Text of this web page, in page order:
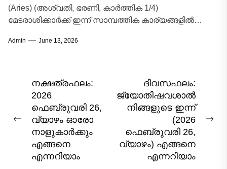
(Aries) (അശ്വതി, ഭരണി, കാർത്തിക 1/4)
മേടരാശിക്കാർക്ക് ഇന്ന് സാമ്പത്തിക കാര്യങ്ങളിൽ
ധനസ്ഥാനത്ത് നിൽക്കുന്ന ഗ്രഹങ്ങളുടെ...
Admin June 13, 2026
Post
navigation
Previous
നക്ഷത്രഫലം:
2026
ഫെബ്രുവരി 26,
വ്യാഴം ഓരോ
നാളുകാർക്കും
എങ്ങനെ
എന്നറിയാം
ദിവസഫലം:
ജ്യോതിഷവശാൽ
നിങ്ങളുടെ ഇന്ന്‌
(2026
ഫെബ്രുവരി 26,
വ്യാഴം) എങ്ങനെ
എന്നറിയാം